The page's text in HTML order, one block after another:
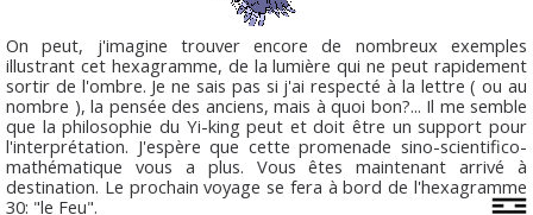
On peut, j'imagine trouver encore de nombreux exemples
illustrant cet hexagramme, de la lumière qui ne peut rapidement
sortir de l'ombre. Je ne sais pas si j'ai respecté à la lettre ( ou au
nombre ), la pensée des anciens, mais à quoi bon?... Il me semble
que la philosophie du Yi-king peut et doit être un support pour
l'interprétation. J'espère que cette promenade sino-scientifico-
mathématique vous a plus. Vous êtes maintenant arrivé à
destination. Le prochain voyage se fera à bord de l'hexagramme
30: "le Feu".